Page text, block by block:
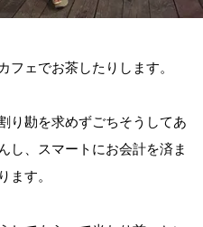
フェでお茶したりします。
り勘を求めずごちそうしてあ
し、スマートにお会計を済ま
ます。